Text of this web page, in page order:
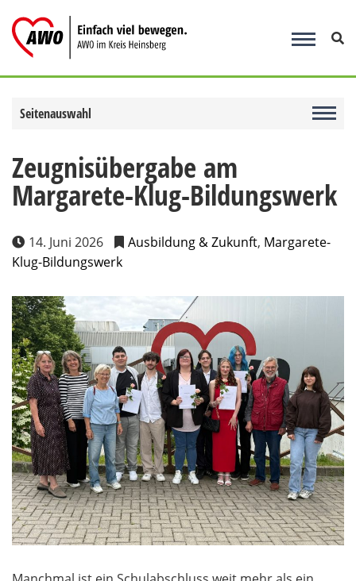
Inhalt
springen
Seitenauswahl
Zeugnisübergabe am
Margarete-Klug-Bildungswerk
14. Juni 2026 Ausbildung & Zukunft, Margarete-
Klug-Bildungswerk